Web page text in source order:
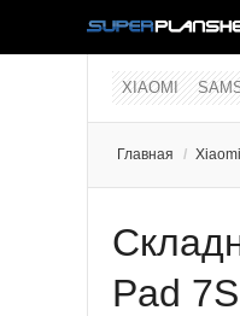
XIAOMI
Главная / Xiaomi
Pad